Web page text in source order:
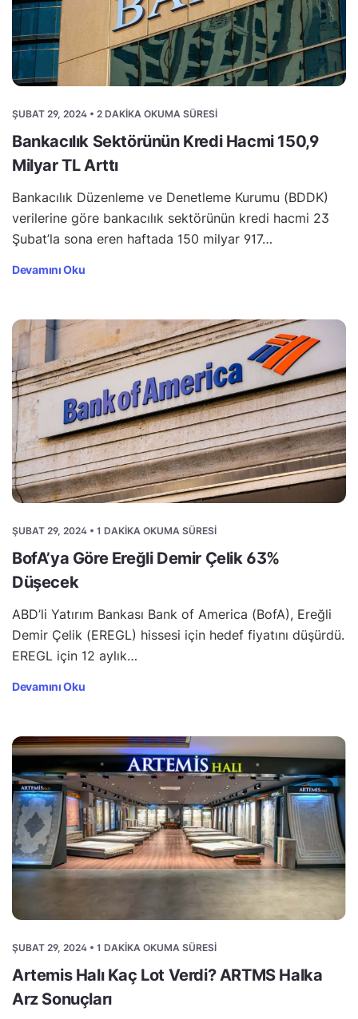
ŞUBAT 29, 2024 • 2 DAKIKA OKUMA SÜRESI
Bankacılık Sektörünün Kredi Hacmi 150,9
Milyar TL Arttı
Bankacılık Düzenleme ve Denetleme Kurumu (BDDK)
verilerine göre bankacılık sektörünün kredi hacmi 23
Şubat’la sona eren haftada 150 milyar 917…
Devamını Oku
ŞUBAT 29, 2024 • 1 DAKIKA OKUMA SÜRESI
BofA’ya Göre Ereğli Demir Çelik 63%
Düşecek
ABD’li Yatırım Bankası Bank of America (BofA), Ereğli
Demir Çelik (EREGL) hissesi için hedef fiyatını düşürdü.
EREGL için 12 aylık…
Devamını Oku
ŞUBAT 29, 2024 • 1 DAKIKA OKUMA SÜRESI
Artemis Halı Kaç Lot Verdi? ARTMS Halka
Arz Sonuçları